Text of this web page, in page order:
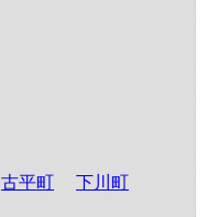
古平町 下川町